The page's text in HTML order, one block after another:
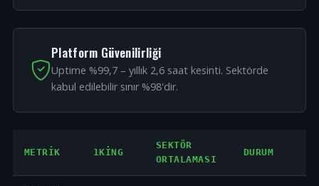
Platform Güvenilirliği
Uptime %99,7 – yıllık 2,6 saat kesinti. Sektörde
kabul edilebilir sınır %98'dir.
METRIK 1KING
SEKTÖR
ORTALAMASI
DURUM